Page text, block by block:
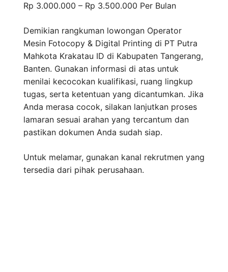
Rp 3.000.000 – Rp 3.500.000 Per Bulan
Demikian rangkuman lowongan Operator
Mesin Fotocopy & Digital Printing di PT Putra
Mahkota Krakatau ID di Kabupaten Tangerang,
Banten. Gunakan informasi di atas untuk
menilai kecocokan kualifikasi, ruang lingkup
tugas, serta ketentuan yang dicantumkan. Jika
Anda merasa cocok, silakan lanjutkan proses
lamaran sesuai arahan yang tercantum dan
pastikan dokumen Anda sudah siap.
Untuk melamar, gunakan kanal rekrutmen yang
tersedia dari pihak perusahaan.